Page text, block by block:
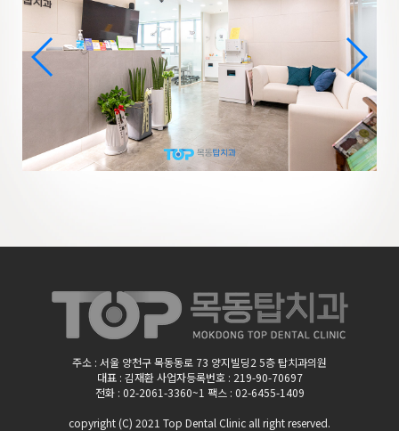
주소 : 서울 양천구 목동동로 73 양지빌딩2 5층 탑치과의원
대표 : 김재환 사업자등록번호 : 219-90-70697
전화 : 02-2061-3360~1 팩스 : 02-6455-1409
copyright (C) 2021 Top Dental Clinic all right reserved.